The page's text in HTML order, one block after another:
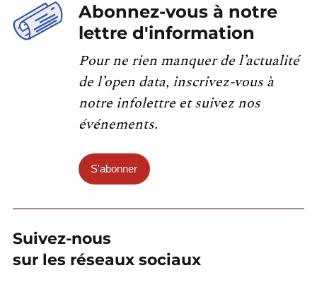
Abonnez-vous à notre
lettre d'information
Pour ne rien manquer de l’actualité
de l’open data, inscrivez-vous à
notre infolettre et suivez nos
événements.
S'abonner
Suivez-nous
sur les réseaux sociaux